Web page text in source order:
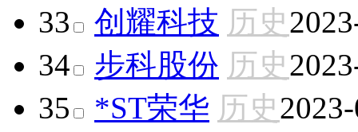
33
创耀科技 历史
34
步科股份 历史
35
*ST荣华 历史